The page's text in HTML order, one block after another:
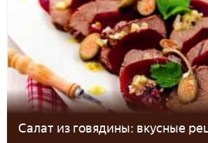
Салат из говядины: вкусные